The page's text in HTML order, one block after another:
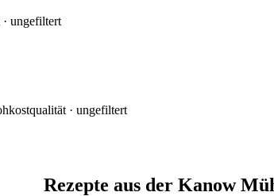
· ungefiltert
· ungefiltert
Rezepte aus der Kanow